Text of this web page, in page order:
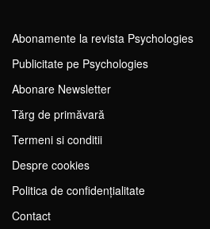
Abonamente la revista Psychologies
Publicitate pe Psychologies
Abonare Newsletter
Tărg de primăvară
Termeni si conditii
Despre cookies
Politica de confidențialitate
Contact